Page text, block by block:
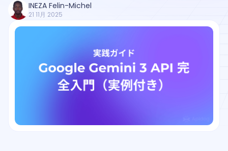
INEZA Felin-Michel
21 11月 2025